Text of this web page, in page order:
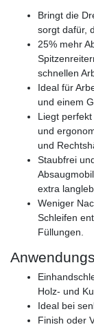
Bringt die
sorgt dafür,
25% mehr
schnellen
Ideal für
und einem
Liegt
und
und
Staubfrei
extra
Weniger
Schleifen
Füllungen.
Holz- und
Ideal bei
Finish oder